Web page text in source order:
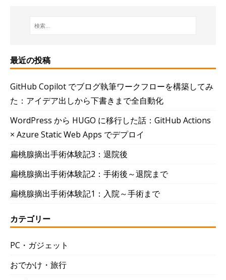
最近の投稿
GitHub Copilot でブログ執筆ワークフローを構築してみ
た：アイデア出しから下書きまで全自動化
WordPress から HUGO に移行した話：GitHub Actions
× Azure Static Web Apps でデプロイ
扁桃腺摘出手術体験記3：退院後
扁桃腺摘出手術体験記2：手術後～退院まで
扁桃腺摘出手術体験記1：入院～手術まで
カテゴリー
PC・ガジェット
おでかけ・旅行